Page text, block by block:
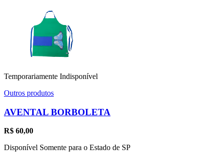
Temporariamente Indisponível
Outros produtos
AVENTAL BORBOLETA
R$ 60,00
Disponível Somente para o Estado de SP